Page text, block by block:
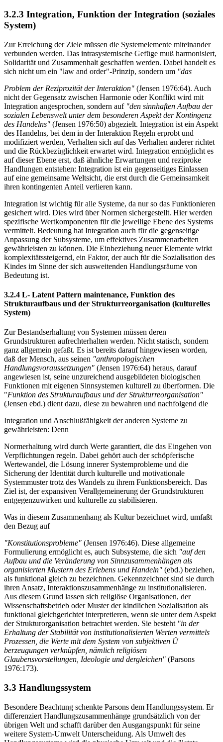
3.2.3 Integration, Funktion der Integration (soziales
System)
Zur Erreichung der Ziele müssen die Systemelemente miteinander
verbunden werden. Das intrasystemische Gefüge muß harmonisiert,
Solidarität und Zusammenhalt geschaffen werden. Dabei handelt es
sich nicht um ein "law and order"-Prinzip, sondern um "das
Problem der Reziprozität der Interaktion" (Jensen 1976:64). Auch
nicht der Gegensatz zwischen Harmonie oder Konflikt wird mit
Integration angesprochen, sondern auf "den sinnhaften Aufbau der
sozialen Lebenswelt unter dem besonderen Aspekt der Kontingenz
des Handelns" (Jensen 1976:50) abgezielt. Integration ist ein Aspekt
des Handelns, bei dem in der Interaktion Regeln erprobt und
modifiziert werden, Verhalten sich auf das Verhalten anderer richtet
und die Rückbezüglichkeit erwartet wird. Integration ermöglicht es
auf dieser Ebene erst, daß ähnliche Erwartungen und reziproke
Handlungen entstehen: Integration ist ein gegenseitiges Einlassen
auf eine gemeinsame Weltsicht, die erst durch die Gemeinsamkeit
ihren kontingenten Anteil verlieren kann.
Integration ist wichtig für alle Systeme, da nur so das Funktionieren
gesichert wird. Dies wird über Normen sichergestellt. Hier werden
spezifische Wertkomponenten für die jeweilige Ebene des Systems
vermittelt. Bedeutung hat Integration auch für die gegenseitige
Anpassung der Subsysteme, um effektives Zusammenarbeiten
gewährleisten zu können. Die Einbeziehung neuer Elemente wirkt
komplexitätssteigernd, ein Faktor, der auch für die Sozialisation des
Kindes im Sinne der sich ausweitenden Handlungsräume von
Bedeutung ist.
3.2.4 L- Latent Pattern maintenance, Funktion des
Strukturaufbaus und der Strukturreorganisation (kulturelles
System)
Zur Bestandserhaltung von Systemen müssen deren
Grundstrukturen aufrechterhalten werden. Nicht statisch, sondern
ganz allgemein gefaßt. Es ist bereits darauf hingewiesen worden,
daß der Mensch, aus seinen "anthropologischen
Handlungsvoraussetzungen" (Jensen 1976:64) heraus, darauf
angewiesen ist, seine unzureichend ausgebildeten biologischen
Funktionen mit eigenen Sinnsystemen kulturell zu überformen. Die
"Funktion des Strukturaufbaus und der Strukturreorganisation"
(Jensen ebd.) dient dazu, diese zu bewahren und nachfolgend die
Integration und Anschlußfähigkeit der anderen Systeme zu
gewährleisten: Denn
Normerhaltung wird durch Werte garantiert, die das Eingehen von
Verpflichtungen regeln. Dabei gehört auch der schöpferische
Wertewandel, die Lösung innerer Systemprobleme und die
Sicherung der Identität durch kulturelle und motivationale
Systemmuster trotz des Wandels zu ihrem Funktionsbereich. Das
Ziel ist, der expansiven Verallgemeinerung der Grundstrukturen
entgegenzuwirken und kulturelle zu stabilisieren.
Was in diesem Zusammenhang als Kultur bezeichnet wird, umfaßt
den Bezug auf
"Konstitutionsprobleme" (Jensen 1976:46). Diese allgemeine
Formulierung ermöglicht es, auch Subsysteme, die sich "auf den
Aufbau und die Veränderung von Sinnzusammenhängen als
organisierten Mustern des Erlebens und Handeln" (ebd.) beziehen,
als funktional gleich zu bezeichnen. Gekennzeichnet sind sie durch
ihren Ansatz, Interaktionszusammenhänge zu institutionalisieren.
Aus diesem Grund lassen sich religiöse Organisationen, der
Wissenschaftsbetrieb oder Muster der kindlichen Sozialisation als
funktional gleichgerichtet interpretieren, wenn sie unter dem Aspekt
der Strukturorganisation betrachtet werden. Sie besteht "in der
Erhaltung der Stabilität von institutionalisierten Werten vermittels
Prozessen, die Werte mit dem System von subjektiven Ü
berzeugungen verknüpfen, nämlich religiösen
Glaubensvorstellungen, Ideologie und dergleichen" (Parsons
1976:173).
3.3 Handlungssystem
Besondere Beachtung schenkte Parsons dem Handlungssystem. Er
differenziert Handlungszusammenhänge grundsätzlich von der
übrigen Welt und schafft darüber den Ausgangspunkt für seine
weitere System-Umwelt Unterscheidung. Als Umwelt des